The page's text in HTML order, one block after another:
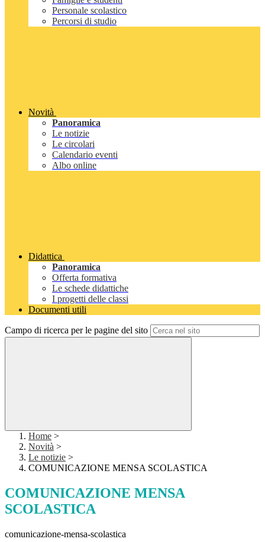
Personale scolastico
Percorsi di studio
Novità
Panoramica
Le notizie
Le circolari
Calendario eventi
Albo online
Didattica
Panoramica
Offerta formativa
Le schede didattiche
I progetti delle classi
Documenti utili
Campo di ricerca per le pagine del sito
Home >
Novità >
Le notizie >
COMUNICAZIONE MENSA SCOLASTICA
COMUNICAZIONE MENSA
SCOLASTICA
comunicazione-mensa-scolastica